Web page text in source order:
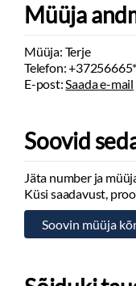
Müüja
Müüja: Terje
Telefon:
E-post:Saada e-mail
Soovid
Jäta number ja
Küsi saadavust,